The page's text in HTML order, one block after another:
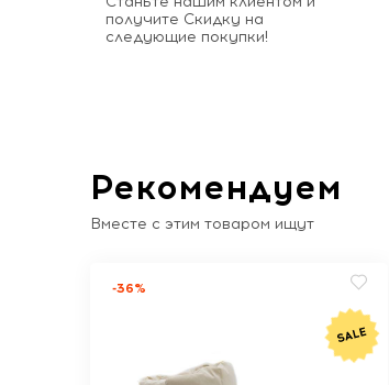
получите Скидку на
следующие покупки!
Рекомендуем
Вместе с этим товаром ищут
-36%